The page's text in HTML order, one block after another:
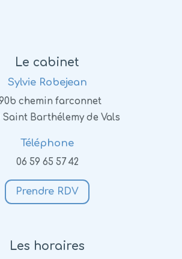
Le cabinet
Sylvie Robejean
chemin farconnet
Saint Barthélemy de Vals
Téléphone
06 59 65 57 42
Prendre RDV
Les horaires